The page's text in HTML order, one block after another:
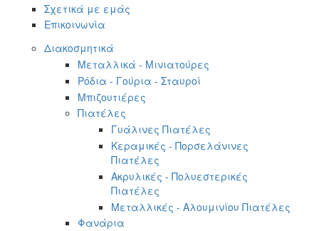
Σχετικά με εμάς
Επικοινωνία
Διακοσμητικά
Μεταλλικά - Μινιατούρες
Ρόδια - Γούρια - Σταυροί
Μπιζουτιέρες
Πιατέλες
Γυάλινες Πιατέλες
Κεραμικές - Πορσελάνινες
Πιατέλες
Ακρυλικές - Πολυεστερικές
Πιατέλες
Μεταλλικές - Αλουμινίου Πιατέλες
Φανάρια